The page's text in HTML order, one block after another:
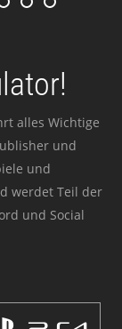
alles Wichtige
und
und
werdet Teil der
und Social